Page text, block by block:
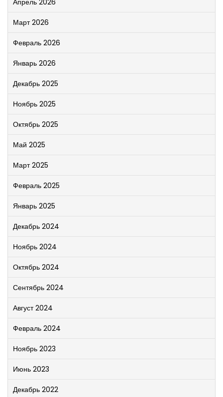
Апрель 2026
Март 2026
Февраль 2026
Январь 2026
Декабрь 2025
Ноябрь 2025
Октябрь 2025
Май 2025
Март 2025
Февраль 2025
Январь 2025
Декабрь 2024
Ноябрь 2024
Октябрь 2024
Сентябрь 2024
Август 2024
Февраль 2024
Ноябрь 2023
Июнь 2023
Декабрь 2022